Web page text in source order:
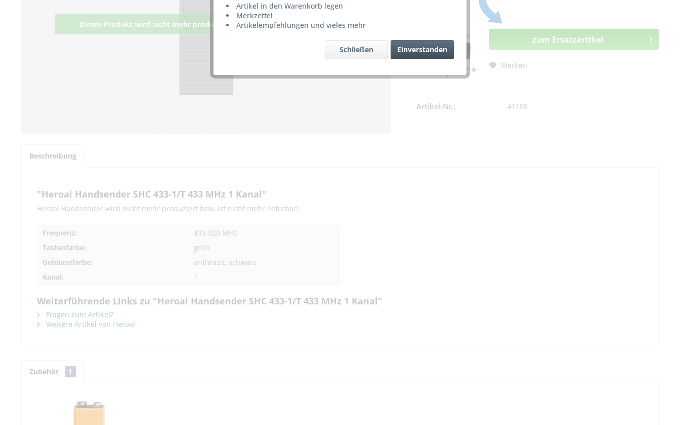
Dieses Produkt wird nicht mehr produziert bzw. ist nicht mehr lieferbar!
139,50 € *
zum Ersatzartikel
Merken
Artikel-Nr.: 41199
Beschreibung
"Heroal Handsender SHC 433-1/T 433 MHz 1 Kanal"
Heroal Handsender wird nicht mehr produziert bzw. ist nicht mehr lieferbar!
Frequenz:
433.920 MHz
Tastenfarbe:
grün
Gehäusefarbe:
anthrazit, schwarz
Kanal:
1
Weiterführende Links zu "Heroal Handsender SHC 433-1/T 433 MHz 1 Kanal"
Fragen zum Artikel?
Weitere Artikel von Heroal
Zubehör 1
Artikel in den Warenkorb legen
Merkzettel
Artikelempfehlungen und vieles mehr
Einverstanden
Schließen